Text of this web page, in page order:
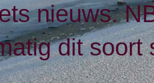
nieuws.
dit soort